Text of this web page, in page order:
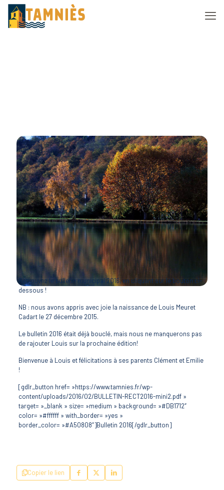
Retrouvez le bulletin municipal 2016, en cliquant sur le bouton ci-
dessous !
NB : nous avons appris avec joie la naissance de Louis Meuret
Cadart le 27 décembre 2015.
Le bulletin 2016 était déjà bouclé, mais nous ne manquerons pas
de rajouter Louis sur la prochaine édition!
Bienvenue à Louis et félicitations à ses parents Clément et Emilie
!
[gdlr_button href= »https://www.tamnies.fr/wp-
content/uploads/2016/02/BULLETIN-RECT2016-mini2.pdf »
target= »_blank » size= »medium » background= »#DB1712″
color= »#ffffff » with_border= »yes »
border_color= »#A50808″]Bulletin 2016[/gdlr_button]
Copier le lien